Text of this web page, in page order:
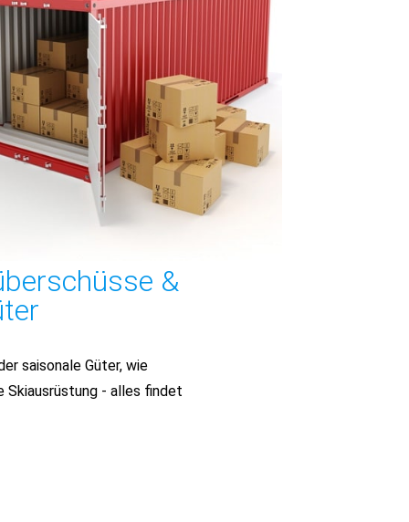
&
saisonale Güter, wie
Skiausrüstung - alles findet